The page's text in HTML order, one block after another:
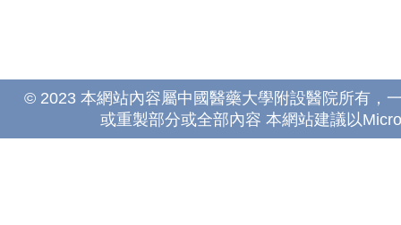
© 2023 本網站內容屬中國醫藥大學附設醫院所有，
或重製部分或全部內容 本網站建議以